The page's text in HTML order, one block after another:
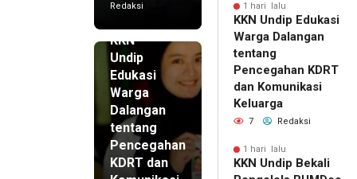
Redaksi
KKN
Undip
Edukasi
Warga
Dalangan
tentang
Pencegahan
KDRT dan
1 hari lalu
KKN Undip Edukasi
Warga Dalangan
tentang
Pencegahan KDRT
dan Komunikasi
Keluarga
7 Redaksi
1 hari lalu
KKN Undip Bekali